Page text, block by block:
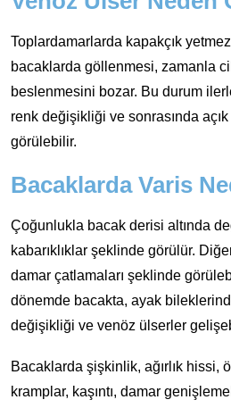
Toplardamarlarda kapakçık
bacaklarda göllenmesi, zamanla
beslenmesini bozar. Bu durum
renk değişikliği ve sonrasında
görülebilir.
Bacaklarda Varis
Çoğunlukla bacak derisi altında
kabarıklıklar şeklinde görülür.
damar çatlamaları şeklinde
dönemde bacakta, ayak
değişikliği ve venöz ülserler
Bacaklarda şişkinlik, ağırlık hissi,
kramplar, kaşıntı, damar